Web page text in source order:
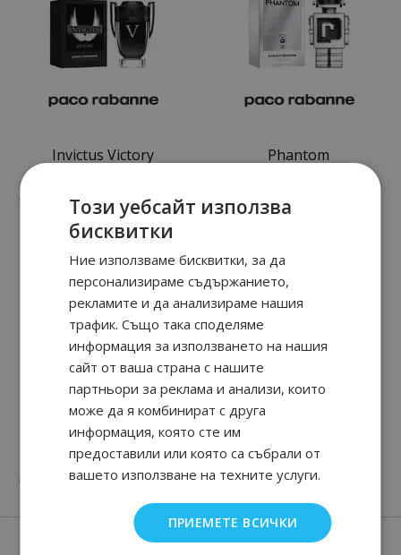
Invictus Victory
от € / 118. лв.
Phantom
66. € / 129.
1 MILLION
от 90€ / 128.89лв. от 84.82€ / 165.
Този уебсайт използва
бисквитки
Ние използваме бисквитки, за да
персонализираме съдържанието,
рекламите и да анализираме нашия
трафик. Също така споделяме
информация за използването на нашия
сайт от ваша страна с нашите
партньори за реклама и анализи, които
може да я комбинират с друга
информация, която сте им
предоставили или която са събрали от
вашето използване на техните услуги.
ПРИЕМЕТЕ ВСИЧКИ